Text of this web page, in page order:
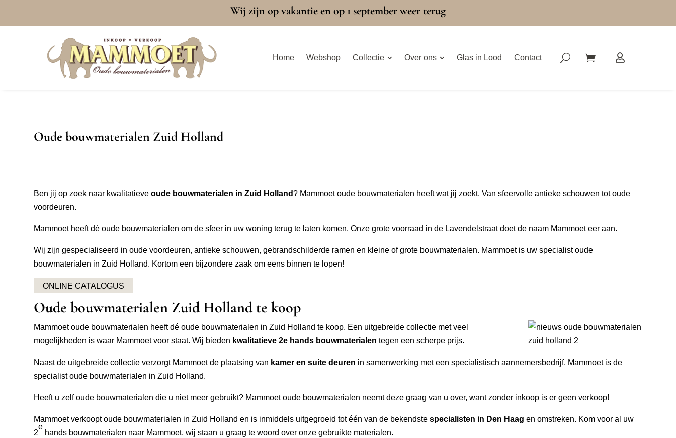
Wij zijn op vakantie en op 1 september weer terug
Home Webshop Collectie Over ons Glas in Lood Contact
Oude bouwmaterialen Zuid Holland
Ben jij op zoek naar kwalitatieveoude bouwmaterialen in Zuid Holland? Mammoet oude bouwmaterialen heeft wat jij zoekt. Van sfeervolle antieke schouwen tot oude
voordeuren.
Mammoet heeft dé oude bouwmaterialen om de sfeer in uw woning terug te laten komen. Onze grote voorraad in de Lavendelstraat doet de naam Mammoet eer aan.
Wij zijn gespecialiseerd in oude voordeuren, antieke schouwen, gebrandschilderde ramen en kleine of grote bouwmaterialen. Mammoet is uw specialist oude
bouwmaterialen in Zuid Holland. Kortom een bijzondere zaak om eens binnen te lopen!
ONLINE CATALOGUS
Oude bouwmaterialen Zuid Holland te koop
Mammoet oude bouwmaterialen heeft dé oude bouwmaterialen in Zuid Holland te koop. Een uitgebreide collectie met veel
mogelijkheden is waar Mammoet voor staat. Wij bieden kwalitatieve 2e hands bouwmaterialen tegen een scherpe prijs.
Naast de uitgebreide collectie verzorgt Mammoet de plaatsing van kamer en suite deuren in samenwerking met een specialistisch aannemersbedrijf. Mammoet is de
specialist oude bouwmaterialen in Zuid Holland.
Heeft u zelf oude bouwmaterialen die u niet meer gebruikt? Mammoet oude bouwmaterialen neemt deze graag van u over, want zonder inkoop is er geen verkoop!
Mammoet verkoopt oude bouwmaterialen in Zuid Holland en is inmiddels uitgegroeid tot één van de bekendste specialisten in Den Haag en omstreken. Kom voor al uw
2
e
hands bouwmaterialen naar Mammoet, wij staan u graag te woord over onze gebruikte materialen.